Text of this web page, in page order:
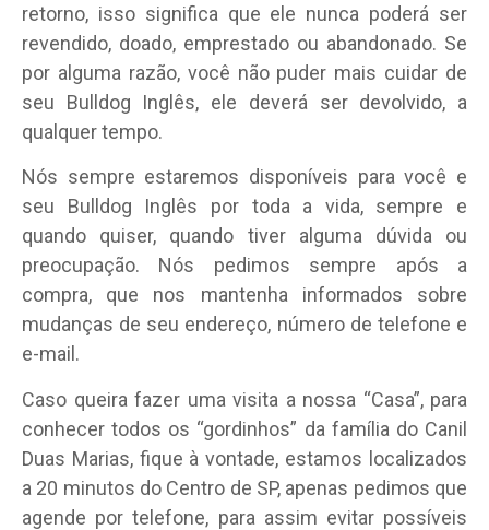
retorno, isso significa que ele nunca poderá ser
revendido, doado, emprestado ou abandonado. Se
por alguma razão, você não puder mais cuidar de
seu Bulldog Inglês, ele deverá ser devolvido, a
qualquer tempo.
Nós sempre estaremos disponíveis para você e
seu Bulldog Inglês por toda a vida, sempre e
quando quiser, quando tiver alguma dúvida ou
preocupação. Nós pedimos sempre após a
compra, que nos mantenha informados sobre
mudanças de seu endereço, número de telefone e
e-mail.
Caso queira fazer uma visita a nossa “Casa”, para
conhecer todos os “gordinhos” da família do Canil
Duas Marias, fique à vontade, estamos localizados
a 20 minutos do Centro de SP, apenas pedimos que
agende por telefone, para assim evitar possíveis